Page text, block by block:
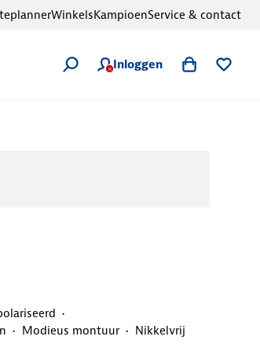
Inloggen
WinkelsKampioenService & contact
Modieus montuur Nikkelvrij